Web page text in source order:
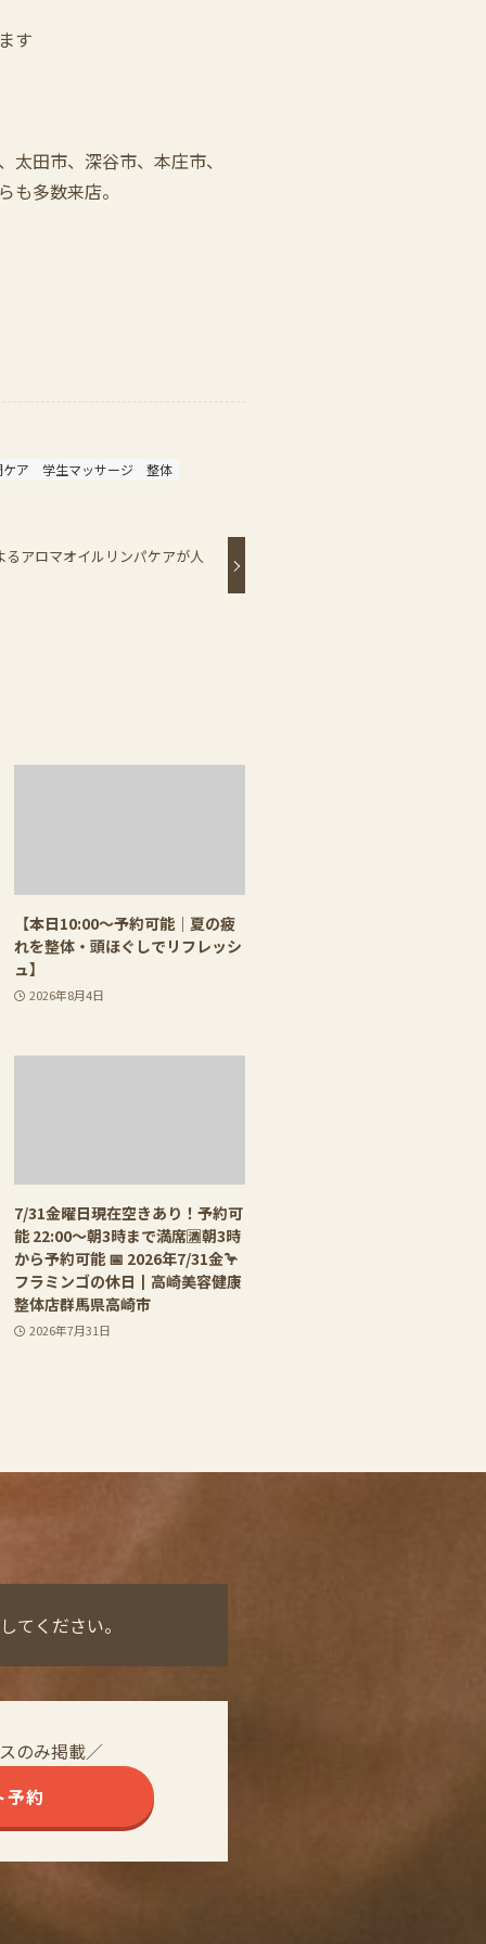
す
田市、深谷市、本庄市、
多数来店。
ア 学生マッサージ
整体
アロマオイルリンパケアが人
【本日10:00〜予約可能｜夏の疲
れを整体・頭ほぐしでリフレッシ
ュ】
2026年8月4日
7/31金曜日現在空きあり！予約可
能 22:00〜朝3時まで満席🈵朝3時
から予約可能 📅 2026年7/31金🦩
フラミンゴの休日┃高崎美容健康
整体店群馬県高崎市
2026年7月31日
てください。
のみ掲載／
予約